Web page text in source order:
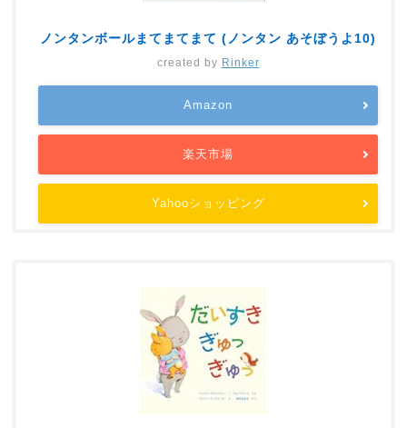
ノンタンボールまてまてまて (ノンタン あそぼうよ10)
created by Rinker
Amazon
楽天市場
Yahooショッピング